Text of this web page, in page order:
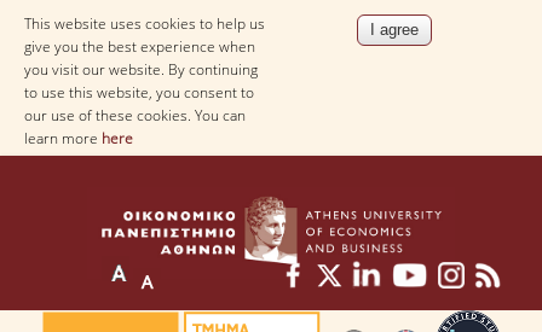
This website uses cookies to help us
give you the best experience when
you visit our website. By continuing
to use this website, you consent to
our use of these cookies. You can
learn more here